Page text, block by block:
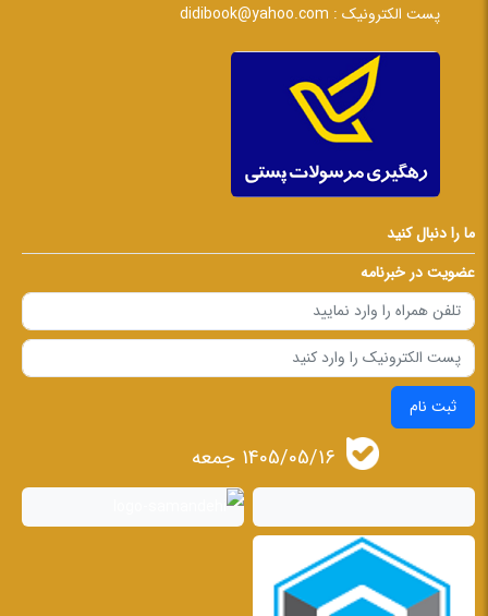
پست الکترونیک : didibook@yahoo.com
ما را دنبال کنید
عضویت در خبرنامه
ثبت نام
1405/05/16 جمعه